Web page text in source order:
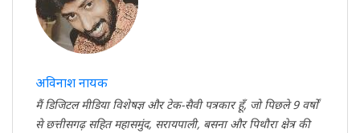
अविनाश नायक
मैं डिजिटल मीडिया विशेषज्ञ और टेक-सैवी पत्रकार हूँ, जो पिछले 9 वर्षों
से छत्तीसगढ़ सहित महासमुंद, सरायपाली, बसना और पिथौरा क्षेत्र की